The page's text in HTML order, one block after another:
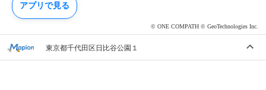
© ONE COMPATH © GeoTechnologies Inc.
東京都千代田区日比谷公園１
アプリで見る